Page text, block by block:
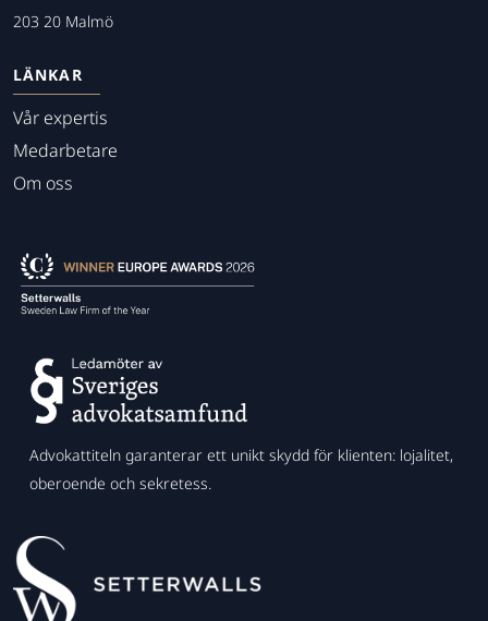
203 20 Malmö
LÄNKAR
Vår expertis
Medarbetare
Om oss
Advokattiteln garanterar ett unikt skydd för klienten: lojalitet,
oberoende och sekretess.